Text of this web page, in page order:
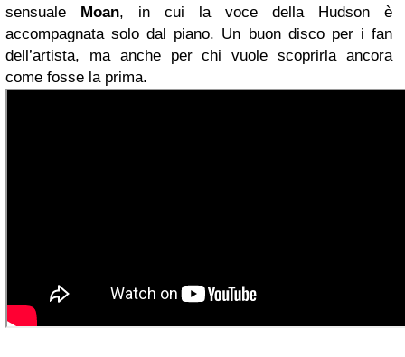
sensuale Moan, in cui la voce della Hudson è
accompagnata solo dal piano. Un buon disco per i fan
dell’artista, ma anche per chi vuole scoprirla ancora
come fosse la prima.